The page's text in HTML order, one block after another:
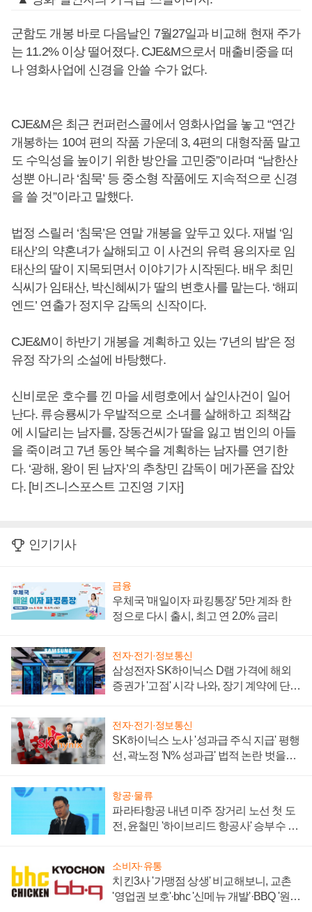
군함도 개봉 바로 다음날인 7월27일과 비교해 현재 주가
는 11.2% 이상 떨어졌다. CJE&M으로서 매출비중을 떠
나 영화사업에 신경을 안쓸 수가 없다.
CJE&M은 최근 컨퍼런스콜에서 영화사업을 놓고 “연간
개봉하는 10여 편의 작품 가운데 3, 4편의 대형작품 말고
도 수익성을 높이기 위한 방안을 고민중”이라며 “남한산
성뿐 아니라 ‘침묵’ 등 중소형 작품에도 지속적으로 신경
을 쓸 것”이라고 말했다.
법정 스릴러 ‘침묵’은 연말 개봉을 앞두고 있다. 재벌 ‘임
태산’의 약혼녀가 살해되고 이 사건의 유력 용의자로 임
태산의 딸이 지목되면서 이야기가 시작된다. 배우 최민
식씨가 임태산, 박신혜씨가 딸의 변호사를 맡는다. ‘해피
엔드’ 연출가 정지우 감독의 신작이다.
CJE&M이 하반기 개봉을 계획하고 있는 ‘7년의 밤’은 정
유정 작가의 소설에 바탕했다.
신비로운 호수를 낀 마을 세령호에서 살인사건이 일어
난다. 류승룡씨가 우발적으로 소녀를 살해하고 죄책감
에 시달리는 남자를, 장동건씨가 딸을 잃고 범인의 아들
을 죽이려고 7년 동안 복수을 계획하는 남자를 연기한
다. ‘광해, 왕이 된 남자’의 추창민 감독이 메가폰을 잡았
다. [비즈니스포스트 고진영 기자]
인기기사
금융
우체국 '매일이자 파킹통장' 5만 계좌 한
정으로 다시 출시, 최고 연 2.0% 금리
전자·전기·정보통신
삼성전자 SK하이닉스 D램 가격에 해외
증권가 '고점' 시각 나와, 장기 계약에 단점
전자·전기·정보통신
SK하이닉스 노사 '성과급 주식 지급' 평행
선, 곽노정 'N% 성과급' 법적 논란 벗을지
항공·물류
파라타항공 내년 미주 장거리 노선 첫 도
전, 윤철민 '하이브리드 항공사' 승부수 통
소비자·유통
치킨3사 '가맹점 상생' 비교해보니, 교촌
'영업권 보호'·bhc '신메뉴 개발'·BBQ '원가